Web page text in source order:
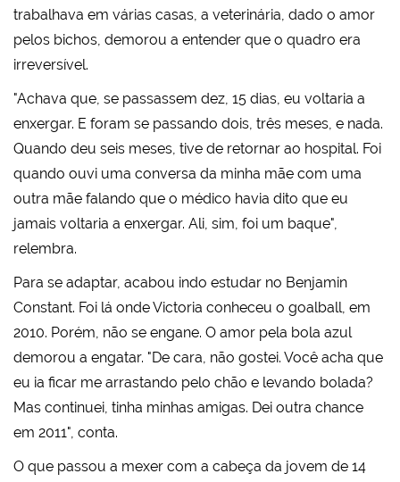
trabalhava em várias casas, a veterinária, dado o amor
pelos bichos, demorou a entender que o quadro era
irreversível.
"Achava que, se passassem dez, 15 dias, eu voltaria a
enxergar. E foram se passando dois, três meses, e nada.
Quando deu seis meses, tive de retornar ao hospital. Foi
quando ouvi uma conversa da minha mãe com uma
outra mãe falando que o médico havia dito que eu
jamais voltaria a enxergar. Ali, sim, foi um baque",
relembra.
Para se adaptar, acabou indo estudar no Benjamin
Constant. Foi lá onde Victoria conheceu o goalball, em
2010. Porém, não se engane. O amor pela bola azul
demorou a engatar. "De cara, não gostei. Você acha que
eu ia ficar me arrastando pelo chão e levando bolada?
Mas continuei, tinha minhas amigas. Dei outra chance
em 2011", conta.
O que passou a mexer com a cabeça da jovem de 14